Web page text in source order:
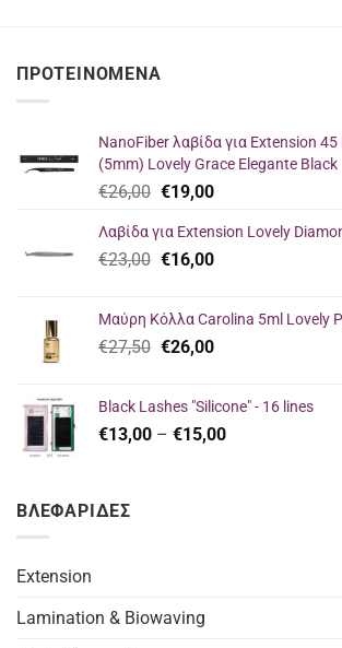
ΠΡΟΤΕΙΝΌΜΕΝΑ
NanoFiber λαβίδα για Extension
(5mm) Lovely Grace Elegante Black
€26,00 Original
was:
€26,00.
€19,00Η
τιμή
είναι:
Λαβίδα για Extension Lovely
€23,00 Original
€23,00.
€16,00Η
είναι:
€16,00.
Μαύρη Κόλλα Carolina 5ml Lovely
€27,50 Original
€27,50.
€26,00Η
είναι:
€26,00.
Black Lashes "Silicone" - 16 lines
€13,00 – €15,00Price
ΒΛΕΦΑΡΙΔΕΣ
Extension
Lamination & Biowaving